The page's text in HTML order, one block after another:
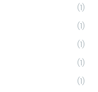
(1)
(1)
(1)
(1)
(1)